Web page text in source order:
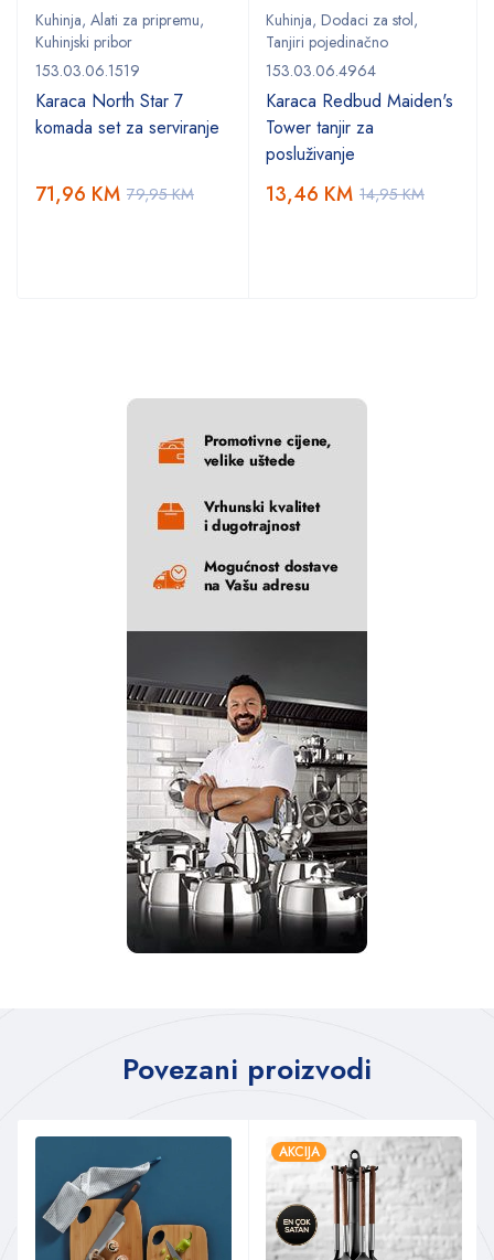
Kuhinja, Alati za pripremu,
Kuhinjski pribor
153.03.06.1519
Karaca North Star 7
komada set za serviranje
79,95KM
71,96 KM
Kuhinja, Dodaci za stol,
Tanjiri pojedinačno
153.03.06.4964
Karaca Redbud Maiden's
Tower tanjir za
posluživanje
14,95KM
13,46 KM
Povezani proizvodi
AKCIJA